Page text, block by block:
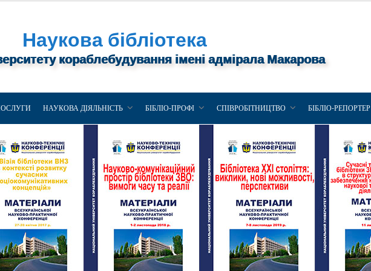
Наукова бібліотека
кораблебудування імені адмірала Макарова
НАУКОВА ДІЯЛЬНІСТЬ БІБЛІО-ПРОФІ СПІВРОБІТНИЦТВО БІБЛІО-РЕПОРТЕР